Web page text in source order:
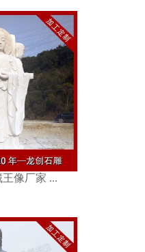
像厂家 ...